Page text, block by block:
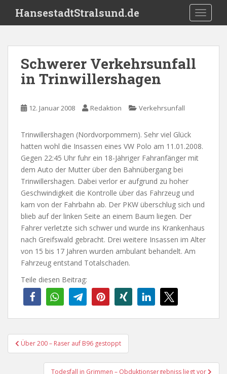
i
HansestadtStralsund.de
Schwerer Verkehrsunfall
in Trinwillershagen
12. Januar 2008 Redaktion Verkehrsunfall
Trinwillershagen (Nordvorpommern). Sehr viel Glück
hatten wohl die Insassen eines VW Polo am 11.01.2008.
Gegen 22:45 Uhr fuhr ein 18-Jähriger Fahranfänger mit
dem Auto der Mutter über den Bahnübergang bei
Trinwillershagen. Dabei verlor er aufgrund zu hoher
Geschwindigkeit die Kontrolle über das Fahrzeug und
kam von der Fahrbahn ab. Der PKW überschlug sich und
blieb auf der linken Seite an einem Baum liegen. Der
Fahrer verletzte sich schwer und wurde ins Krankenhaus
nach Greifswald gebracht. Drei weitere Insassen im Alter
von 15 bis 17 Jahren wurden ambulant behandelt. Am
Fahrzeug entstand Totalschaden.
Teile diesen Beitrag:
Beitragsnavigation
Über 200 – Raser auf B96 gestoppt
Todesfall in Grimmen – Obduktionsergebniss liegt vor